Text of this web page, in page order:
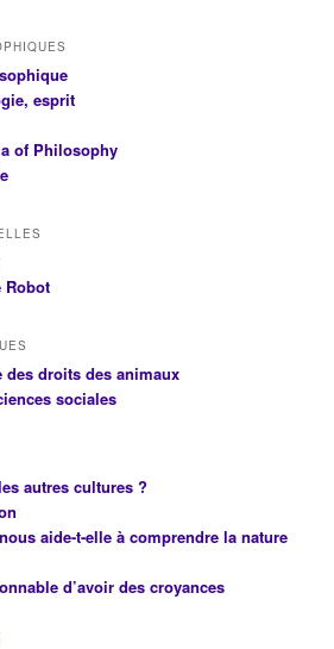
esprit
of Philosophy
Robot
droits des animaux
sociales
autres cultures ?
aide-t-elle à comprendre la nature
d’avoir des croyances